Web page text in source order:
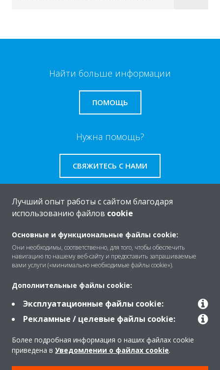
Найти больше информации
ПОМОЩЬ
Нужна помощь?
СВЯЖИТЕСЬ С НАМИ
Решения
Помощь
Продукты
Лучший опыт работы с сайтом благодаря
использованию файлов cookie
Основные и функциональные файлы cookie:
Они необходимы, соответственно, для того, чтобы обеспечить
навигацию по нашему веб-сайту и предоставить запрашиваемые
вами услуги («минимально необходимые файлы cookie»).
Дополнительные файлы cookie:
Эксплуатационные файлы cookie:
Рекламные / целевые файлы cookie:
Более подробная информация о наших файлах cookie
приведена в Уведомлении о файлах cookie.